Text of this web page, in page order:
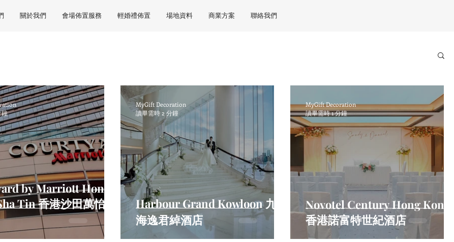
關於我們 會場佈置服務 輕婚禮佈置 場地資料 商業方案 聯絡我們
by Marriott Hong
Tin 香港沙田萬怡酒
鐘
Harbour Grand Kowloon 九龍
海逸君綽酒店
MyGift Decoration
讀畢需時 2 分鐘
Novotel Century Hong Kong
香港諾富特世紀酒店
MyGift Decoration
讀畢需時 1 分鐘